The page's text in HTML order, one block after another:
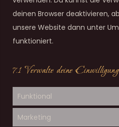
deinen Browser deaktivieren,
unsere Website dann unter
funktioniert.
7.1 Verwalte deine
Funktional
Marketing